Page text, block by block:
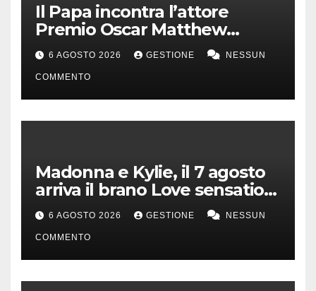
Il Papa incontra l’attore
Premio Oscar Matthew
McConaughey
6 AGOSTO 2026 GESTIONE NESSUN
COMMENTO
Madonna e Kylie, il 7 agosto
arriva il brano Love sensation
(Afterhours mix)
6 AGOSTO 2026 GESTIONE NESSUN
COMMENTO